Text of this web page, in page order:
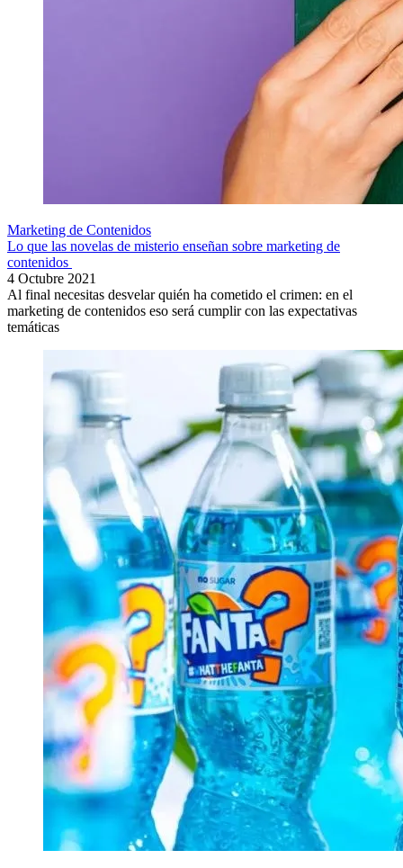
Marketing de Contenidos
Lo que las novelas de misterio enseñan sobre marketing de
contenidos
4 Octubre 2021
Al final necesitas desvelar quién ha cometido el crimen: en el
marketing de contenidos eso será cumplir con las expectativas
temáticas